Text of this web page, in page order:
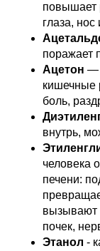
повышает
глаза, нос
поражает
Ацетон —
кишечные
боль,
внутрь,
человека
печени:
вызывают
почек,
Этанол -